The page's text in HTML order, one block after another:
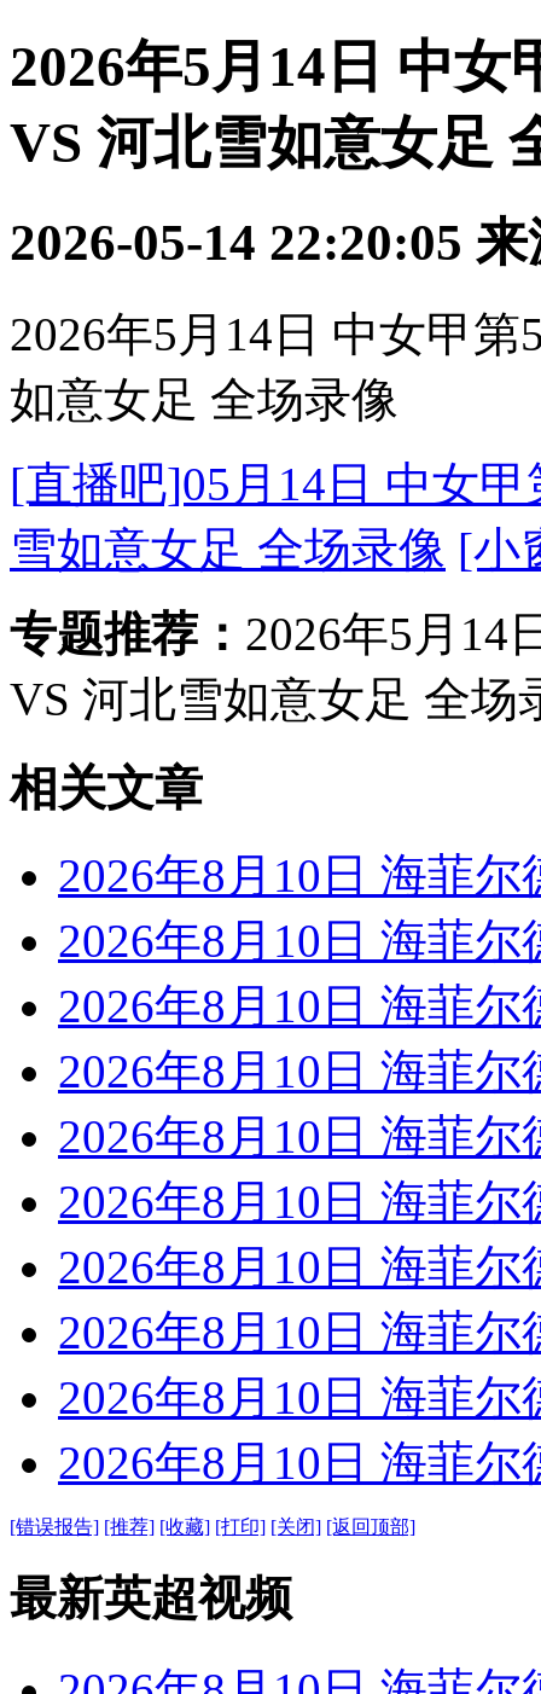
2026年5月14日 中
VS 河北雪如意女足
2026-05-14 22:20:05 来
2026年5月14日 中女甲
如意女足 全场录像
[直播吧]05月14日 中女
雪如意女足 全场录像 [小
专题推荐： 2026年5月14
VS 河北雪如意女足 全场
相关文章
2026年8月10日 海菲
2026年8月10日 海菲
2026年8月10日 海菲
2026年8月10日 海菲
2026年8月10日 海菲
2026年8月10日 海菲
2026年8月10日 海菲
2026年8月10日 海菲
2026年8月10日 海菲
2026年8月10日 海菲
[错误报告] [推荐] [收藏] [打印] [关闭] [返回顶部]
最新英超视频